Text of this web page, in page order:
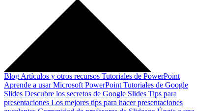
Blog Artículos y otros recursos Tutoriales de PowerPoint
Aprende a usar Microsoft PowerPoint Tutoriales de Google
Slides Descubre los secretos de Google Slides Tips para
presentaciones Los mejores tips para hacer presentaciones